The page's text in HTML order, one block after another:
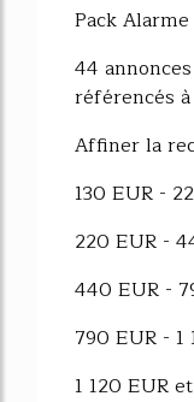
Pack
44
référencés
Affiner la
130 EUR -
220 EUR -
440 EUR -
790 EUR - 1
1 120 EUR